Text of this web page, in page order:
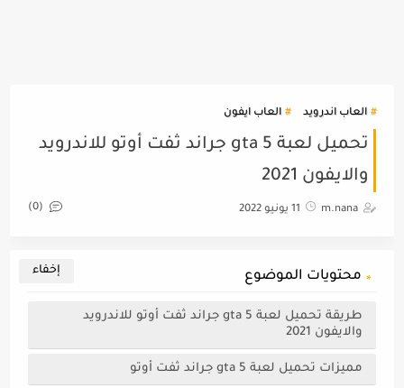
العاب اندرويد العاب ايفون
تحميل لعبة gta 5 جراند ثفت أوتو للاندرويد
والايفون 2021
m.nana 11 يونيو 2022 (0)
محتويات الموضوع
طريقة تحميل لعبة gta 5 جراند ثفت أوتو للاندرويد
والايفون 2021
مميزات تحميل لعبة gta 5 جراند ثفت أوتو